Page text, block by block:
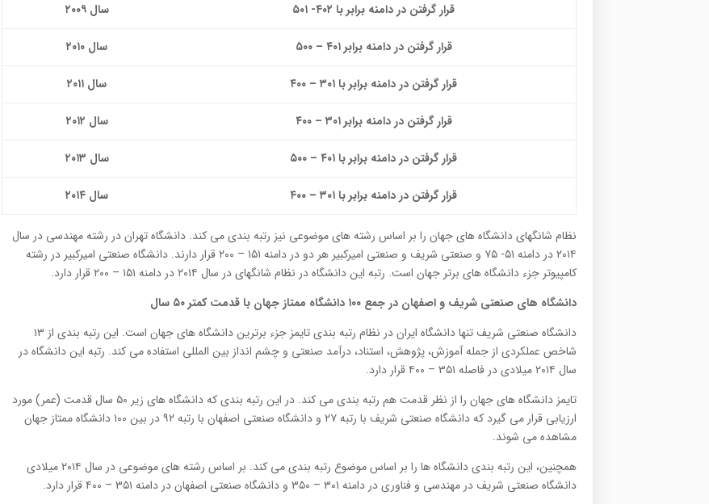
قرار گرفتن در دامنه برابر با ۴۰۲- ۵۰۱ سال ۲۰۰۹
قرار گرفتن در دامنه برابر ۴۰۱ – ۵۰۰ سال ۲۰۱۰
قرار گرفتن در دامنه برابر با ۳۰۱ – سال ۲۰۱۱
قرار گرفتن در دامنه برابر ۳۰۱ – ۴۰۰ سال ۲۰۱۲
قرار گرفتن در دامنه برابر با ۴۰۱ – سال ۲۰۱۳
قرار گرفتن در دامنه برابر با ۳۰۱ – سال ۲۰۱۴
نظام شانگهای دانشگاه های جهان را بر اساس رشته های موضوعی نیز رتبه بندی می کند. دانشگاه تهران در رشته مهندسی در سال
۲۰۱۴ در دامنه ۵۱- ۷۵ و صنعتی شریف و صنعتی امیرکبیر هر دو در دامنه ۱۵۱ – ۲۰۰ قرار دارند. دانشگاه صنعتی امیرکبیر در رشته
کامپیوتر جزء دانشگاه های برتر جهان است. رتبه این دانشگاه در نظام شانگهای در سال ۲۰۱۴ در دامنه ۱۵۱ – ۲۰۰ قرار دارد.
دانشگاه های صنعتی شریف و اصفهان در جمع ۱۰۰ دانشگاه ممتاز جهان با قدمت کمتر ۵۰ سال
دانشگاه صنعتی شریف تنها دانشگاه ایران در نظام رتبه بندی تایمز جزء برترین دانشگاه های جهان است. این رتبه بندی از ۱۳
شاخص عملکردی از جمله آموزش، پژوهش، استناد، درآمد صنعتی و چشم انداز بین المللی استفاده می کند. رتبه این دانشگاه در
سال ۲۰۱۴ میلادی در فاصله ۳۵۱ – ۴۰۰ قرار دارد.
تایمز دانشگاه های جهان را از نظر قدمت هم رتبه بندی می کند. در این رتبه بندی که دانشگاه های زیر ۵۰ سال قدمت (عمر) مورد
ارزیابی قرار می گیرد که دانشگاه صنعتی شریف با رتبه ۲۷ و دانشگاه صنعتی اصفهان با رتبه ۹۲ در بین ۱۰۰ دانشگاه ممتاز جهان
مشاهده می شوند.
همچنین، این رتبه بندی دانشگاه ها را بر اساس موضوع رتبه بندی می کند. بر اساس رشته های موضوعی در سال ۲۰۱۴ میلادی
دانشگاه صنعتی شریف در مهندسی و فناوری در دامنه ۳۰۱ – ۳۵۰ و دانشگاه صنعتی اصفهان در دامنه ۳۵۱ – ۴۰۰ قرار دارد.